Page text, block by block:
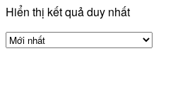
Hiển thị kết quả duy nhất